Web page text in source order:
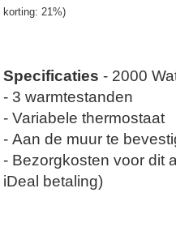
korting: 21%)
Specificaties - 2000
- 3 warmtestanden
- Variabele thermostaat
- Aan de muur te
- Bezorgkosten voor dit
iDeal betaling)